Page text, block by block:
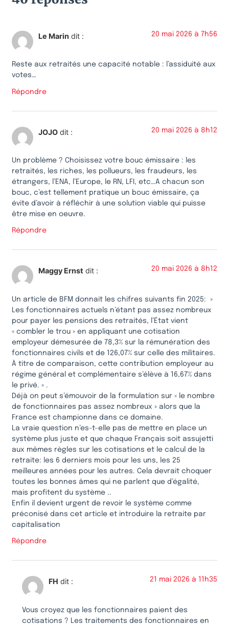
Le Marin dit : 20 mai 2026 à 7h56
Reste aux retraités une capacité notable : l’assiduité aux
votes…
Répondre
JOJO dit : 20 mai 2026 à 8h12
Un problème ? Choisissez votre bouc émissaire : les
retraités, les riches, les pollueurs, les fraudeurs, les
étrangers, l’ENA, l’Europe, le RN, LFI, etc…A chacun son
bouc, c’est tellement pratique un bouc émissaire, ça
évite d’avoir à réfléchir à une solution viable qui puisse
être mise en oeuvre.
Répondre
Maggy Ernst dit : 20 mai 2026 à 8h12
Un article de BFM donnait les chifres suivants fin 2025: »
Les fonctionnaires actuels n’étant pas assez nombreux
pour payer les pensions des retraités, l’État vient
« combler le trou » en appliquant une cotisation
employeur démesurée de 78,3% sur la rémunération des
fonctionnaires civils et de 126,07% sur celle des militaires.
À titre de comparaison, cette contribution employeur au
régime général et complémentaire s’élève à 16,67% dans
le privé. » .
Déjà on peut s’émouvoir de la formulation sur « le nombre
de fonctionnaires pas assez nombreux » alors que la
France est championne dans ce domaine.
La vraie question n’es-t-elle pas de mettre en place un
système plus juste et que chaque Français soit assujetti
aux mêmes règles sur les cotisations et le calcul de la
retraite: les 6 derniers mois pour les uns, les 25
meilleures années pour les autres. Cela devrait choquer
toutes les bonnes âmes qui ne parlent que d’égalité,
mais profitent du système ..
Enfin il devient urgent de revoir le système comme
préconisé dans cet article et introduire la retraite par
capitalisation
Répondre
FH dit : 21 mai 2026 à 11h35
Vous croyez que les fonctionnaires paient des
cotisations ? Les traitements des fonctionnaires en